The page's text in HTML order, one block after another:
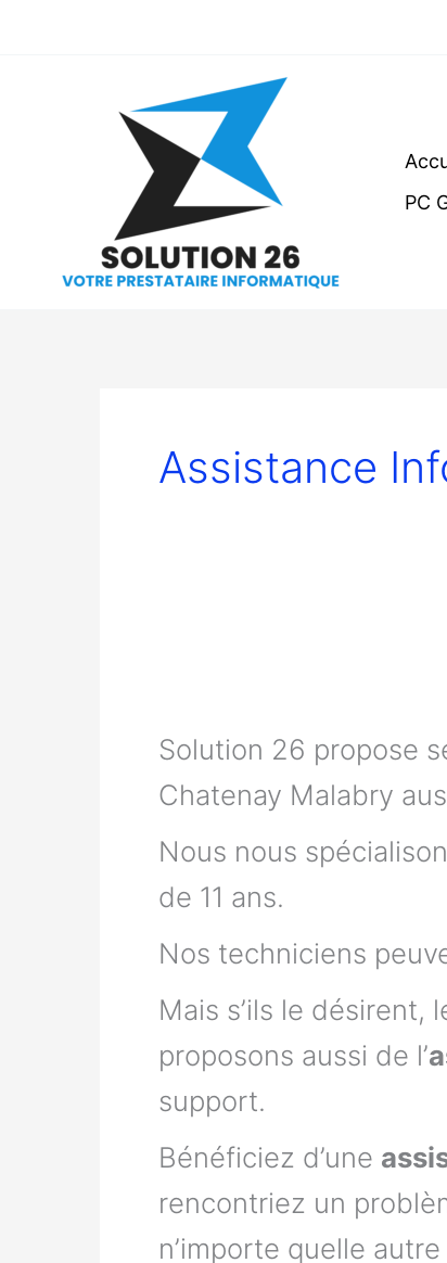
PC
Assistance
Solution 26 propose
Chatenay Malabry
Nous nous
de 11 ans.
Nos techniciens
Mais s’ils le
proposons aussi de l’
support.
Bénéficiez d’une
rencontriez un
n’importe quelle